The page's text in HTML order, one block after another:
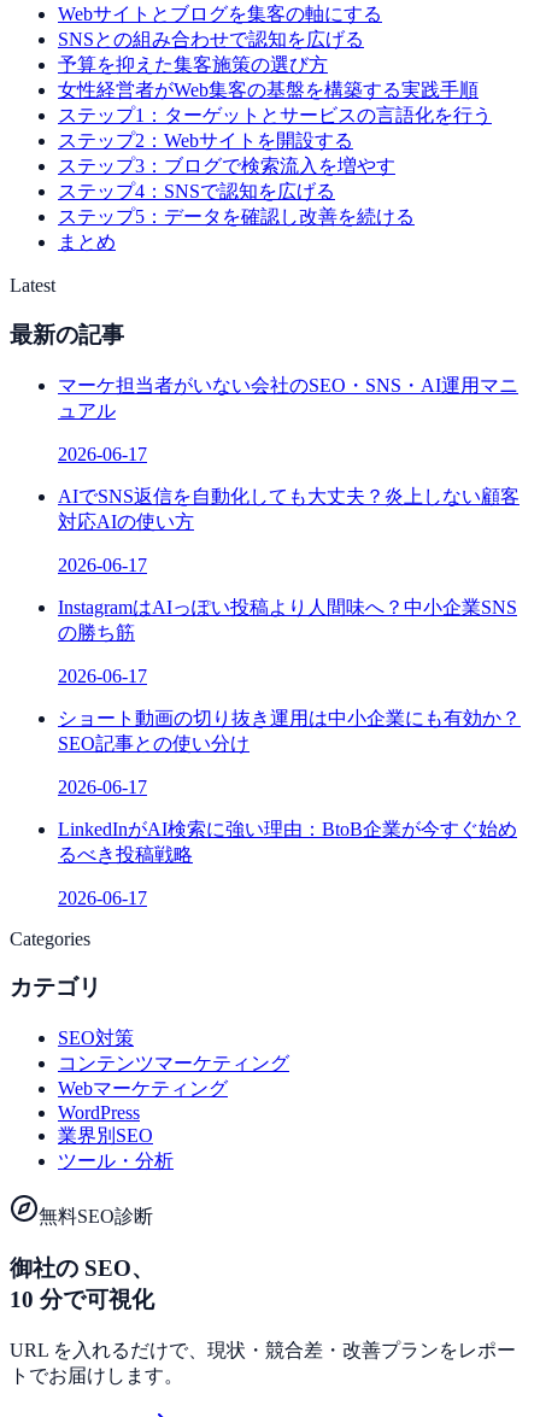
Webサイトとブログを集客の軸にする
SNSとの組み合わせで認知を広げる
予算を抑えた集客施策の選び方
女性経営者がWeb集客の基盤を構築する実践手順
ステップ1：ターゲットとサービスの言語化を行う
ステップ2：Webサイトを開設する
ステップ3：ブログで検索流入を増やす
ステップ4：SNSで認知を広げる
ステップ5：データを確認し改善を続ける
まとめ
Latest
最新の記事
マーケ担当者がいない会社のSEO・SNS・AI運用マニ
ュアル
2026-06-17
AIでSNS返信を自動化しても大丈夫？炎上しない顧客
対応AIの使い方
2026-06-17
InstagramはAIっぽい投稿より人間味へ？中小企業SNS
の勝ち筋
2026-06-17
ショート動画の切り抜き運用は中小企業にも有効か？
SEO記事との使い分け
2026-06-17
LinkedInがAI検索に強い理由：BtoB企業が今すぐ始め
るべき投稿戦略
2026-06-17
Categories
カテゴリ
SEO対策
コンテンツマーケティング
Webマーケティング
WordPress
業界別SEO
ツール・分析
無料SEO診断
御社の SEO、
10 分で可視化
URL を入れるだけで、現状・競合差・改善プランをレポー
トでお届けします。